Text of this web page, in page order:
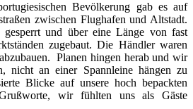
Bevölkerung gab es auf
zwischen Flughafen und Altstadt.
und über eine Länge von fast
zugebaut. Die Händler waren
Planen hingen herab und wir
nicht an einer Spannleine hängen zu
Blicke auf unsere hoch bepackten
wir fühlten uns als Gäste